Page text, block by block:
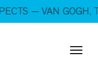
SUSPECTS — VAN
— VAN GOGH,